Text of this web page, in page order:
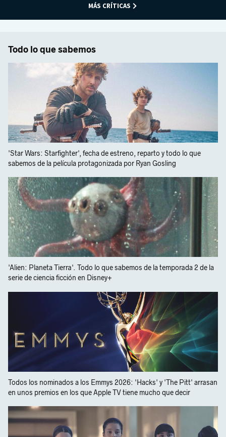
MÁS CRÍTICAS
Todo lo que sabemos
'Star Wars: Starfighter', fecha de estreno, reparto y todo lo que
sabemos de la película protagonizada por Ryan Gosling
'Alien: Planeta Tierra'. Todo lo que sabemos de la temporada 2 de la
serie de ciencia ficción en Disney+
Todos los nominados a los Emmys 2026: 'Hacks' y 'The Pitt' arrasan
en unos premios en los que Apple TV tiene mucho que decir